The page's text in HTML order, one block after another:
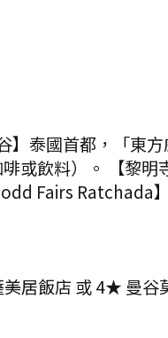
泰國首都，「東
或飲料）。 【黎
Fairs Ratchada
居飯店 或 4★ 曼谷